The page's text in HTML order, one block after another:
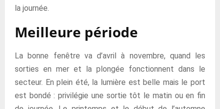
la journée.
Meilleure période
La bonne fenêtre va d’avril à novembre, quand les
sorties en mer et la plongée fonctionnent dans le
secteur. En plein été, la lumière est belle mais le port
est bondé : privilégie une sortie tôt le matin ou en fin